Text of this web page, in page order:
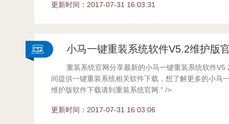
更新时间：2017-07-31 16:03:31
小马一键重装系统软件V5.2维护版
统
重装系统官网分享最新的小马一键重装系统软件
间提供一键重装系统相关软件下载，想了解更多的小马
维护版软件下载请到重装系统官网." />
更新时间：2017-07-31 16:03:06